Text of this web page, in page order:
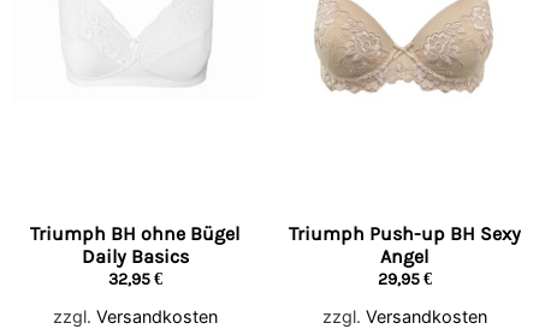
Triumph BH ohne Bügel
Daily Basics
32,95€
zzgl. Versandkosten
Triumph Push-up BH Sexy
Angel
29,95€
zzgl. Versandkosten